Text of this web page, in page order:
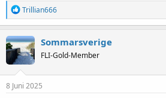
R
e
a
k
t
i
o
n
e
Trillian666
Sommarsverige
FLI-Gold-Member
8 Juni 2025